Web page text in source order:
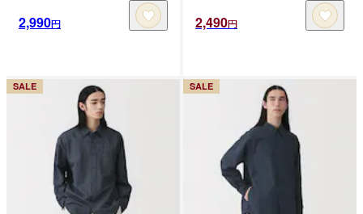
2,990円 2,490円
SALE SALE